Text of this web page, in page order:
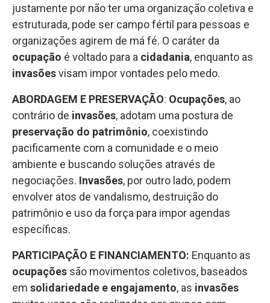
justamente por não ter uma organização coletiva e
estruturada, pode ser campo fértil para pessoas e
organizações agirem de má fé. O caráter da
ocupação é voltado para a cidadania, enquanto as
invasõesvisam impor vontades pelo medo.
ABORDAGEM E PRESERVAÇÃO: Ocupações, ao
contrário de invasões, adotam uma postura de
preservação do patrimônio, coexistindo
pacificamente com a comunidade e o meio
ambiente e buscando soluções através de
negociações. Invasões, por outro lado, podem
envolver atos de vandalismo, destruição do
patrimônio e uso da força para impor agendas
específicas.
PARTICIPAÇÃO E FINANCIAMENTO: Enquanto as
ocupações são movimentos coletivos, baseados
em solidariedade e engajamento, as invasões